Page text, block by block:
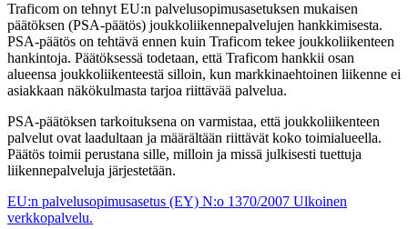
Traficom on tehnyt EU:n palvelusopimusasetuksen mukaisen
päätöksen (PSA-päätös) joukkoliikennepalvelujen hankkimisesta.
PSA-päätös on tehtävä ennen kuin Traficom tekee joukkoliikenteen
hankintoja. Päätöksessä todetaan, että Traficom hankkii osan
alueensa joukkoliikenteestä silloin, kun markkinaehtoinen liikenne ei
asiakkaan näkökulmasta tarjoa riittävää palvelua.
PSA-päätöksen tarkoituksena on varmistaa, että joukkoliikenteen
palvelut ovat laadultaan ja määrältään riittävät koko toimialueella.
Päätös toimii perustana sille, milloin ja missä julkisesti tuettuja
liikennepalveluja järjestetään.
EU:n palvelusopimusasetus (EY) N:o 1370/2007 Ulkoinen
verkkopalvelu.